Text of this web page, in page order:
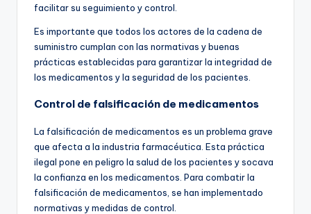
facilitar su seguimiento y control.
Es importante que todos los actores de la cadena de
suministro cumplan con las normativas y buenas
prácticas establecidas para garantizar la integridad de
los medicamentos y la seguridad de los pacientes.
Control de falsificación de medicamentos
La falsificación de medicamentos es un problema grave
que afecta a la industria farmacéutica. Esta práctica
ilegal pone en peligro la salud de los pacientes y socava
la confianza en los medicamentos. Para combatir la
falsificación de medicamentos, se han implementado
normativas y medidas de control.